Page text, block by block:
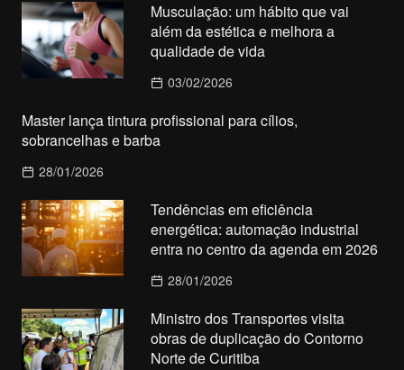
Musculação: um hábito que vai
além da estética e melhora a
qualidade de vida
03/02/2026
Master lança tintura profissional para cílios,
sobrancelhas e barba
28/01/2026
Tendências em eficiência
energética: automação industrial
entra no centro da agenda em 2026
28/01/2026
Ministro dos Transportes visita
obras de duplicação do Contorno
Norte de Curitiba